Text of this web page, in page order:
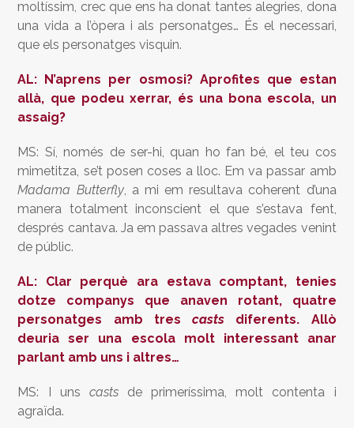
moltíssim, crec que ens ha donat tantes alegries, dona
una vida a l’òpera i als personatges… És el necessari,
que els personatges visquin.
AL: N’aprens per osmosi? Aprofites que estan
allà, que podeu xerrar, és una bona escola, un
assaig?
MS: Sí, només de ser-hi, quan ho fan bé, el teu cos
mimetitza, se’t posen coses a lloc. Em va passar amb
Madama Butterfly, a mi em resultava coherent d’una
manera totalment inconscient el que s’estava fent,
després cantava. Ja em passava altres vegades venint
de públic.
AL: Clar perquè ara estava comptant, tenies
dotze companys que anaven rotant, quatre
personatges amb trescasts diferents. Allò
deuria ser una escola molt interessant anar
parlant amb uns i altres…
MS: I uns castsde primeríssima, molt contenta i
agraïda.